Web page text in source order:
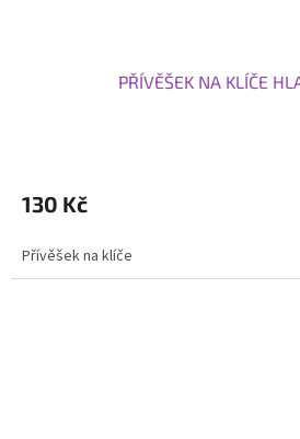
PŘÍVĚŠEK NA KLÍČE
130 Kč
Přívěšek na klíče